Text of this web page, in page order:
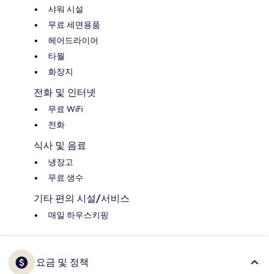
샤워 시설
무료 세면용품
헤어드라이어
타월
화장지
전화 및 인터넷
무료 WiFi
전화
식사 및 음료
냉장고
무료 생수
기타 편의 시설/서비스
매일 하우스키핑
요금 및 정책